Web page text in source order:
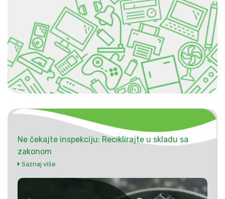
Ne čekajte inspekciju: Reciklirajte u skladu sa
zakonom
Saznaj više